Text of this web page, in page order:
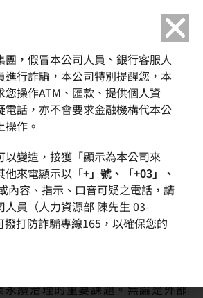
營運韌性 強化資訊安全與業務連續性
永續治理的重要課題。無論是外部
團，假冒本公司人員、銀行客服人
進行詐騙，本公司特別提醒您，本
您操作ATM、匯款、提供個人資
電話，亦不會要求金融機構代本公
作。
以變造，接獲「顯示為本公司來
他來電顯示以 「+」號、「+03」、
內容、指示、口音可疑之電話，請
人員（人力資源部 陳先生 03-
打防詐騙專線165，以確保您的